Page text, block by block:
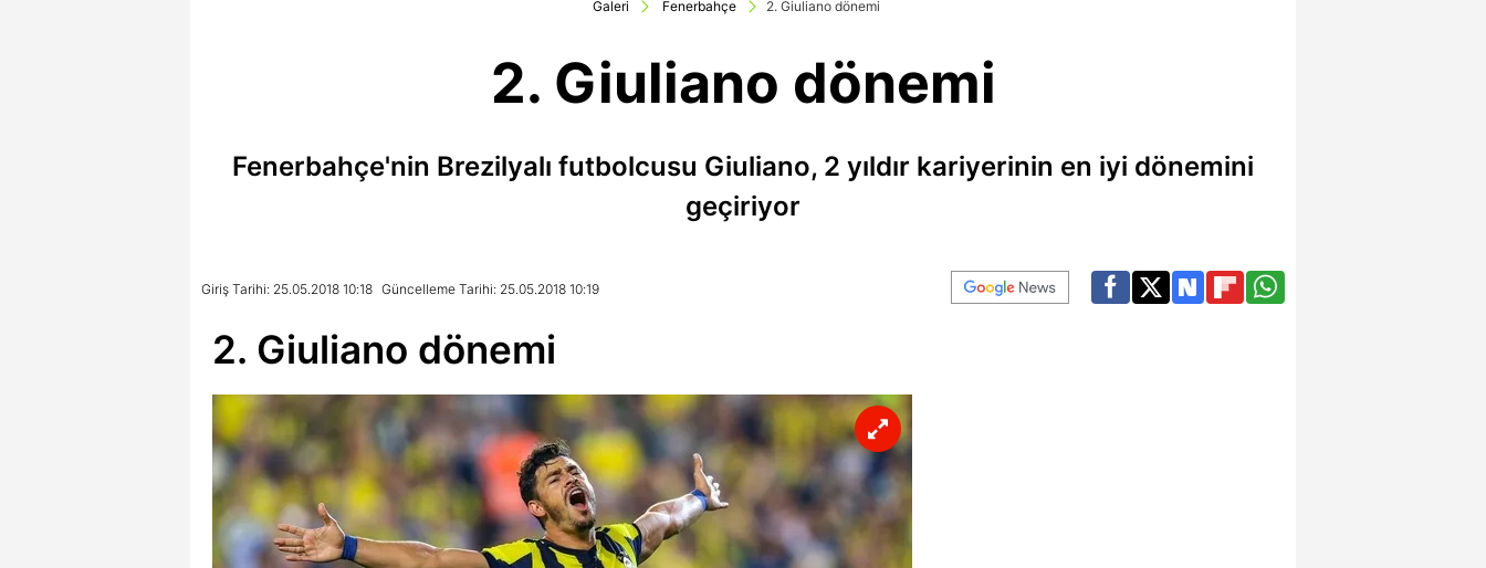
Galeri Fenerbahçe 2. Giuliano dönemi
2. Giuliano dönemi
Fenerbahçe'nin Brezilyalı futbolcusu Giuliano, 2 yıldır kariyerinin en iyi dönemini
geçiriyor
Giriş Tarihi: 25.05.2018 10:18 Güncelleme Tarihi: 25.05.2018 10:19
2. Giuliano dönemi